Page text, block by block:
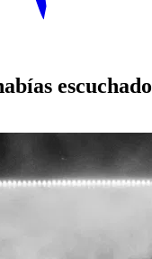
escuchado